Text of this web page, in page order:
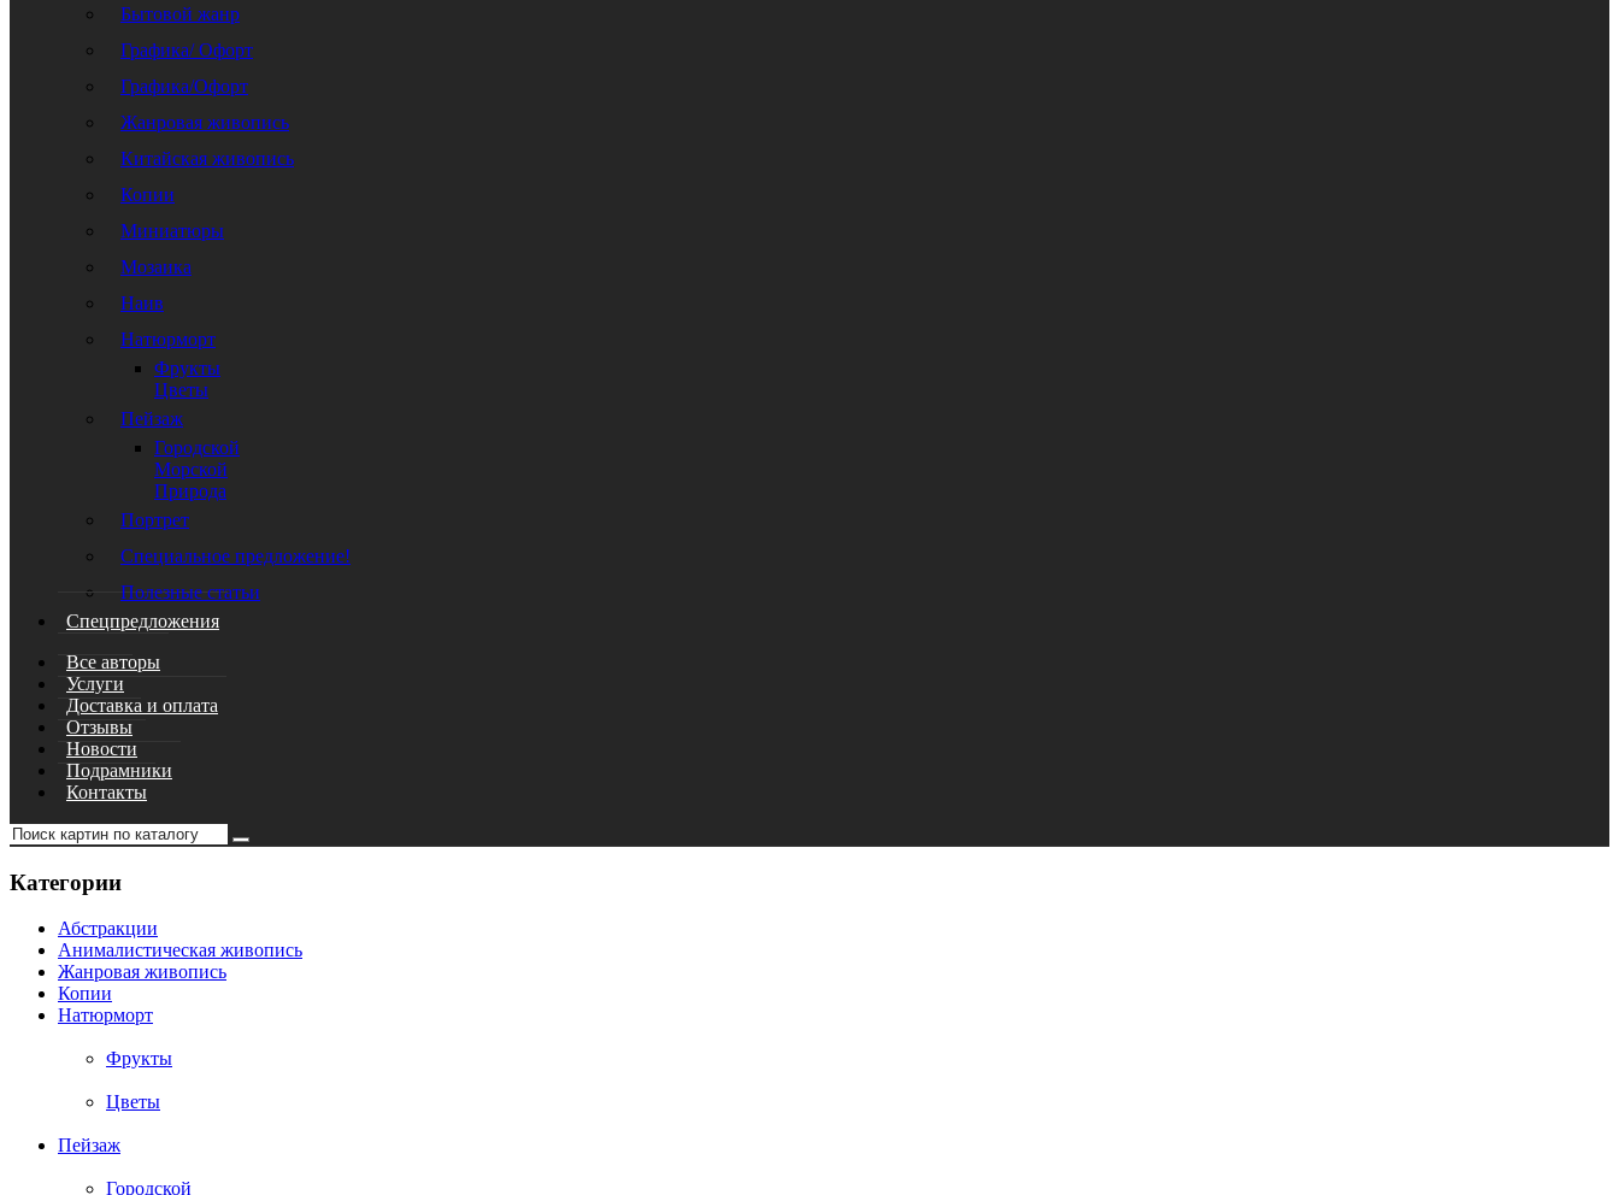
Бытовой жанр
Графика/ Офорт
Графика/Офорт
Жанровая живопись
Китайская живопись
Копии
Миниатюры
Мозаика
Наив
Натюрморт
Фрукты
Цветы
Пейзаж
Городской
Морской
Природа
Портрет
Специальное предложение!
Полезные статьи
Спецпредложения
Все авторы
Услуги
Доставка и оплата
Отзывы
Новости
Подрамники
Контакты
Категории
Абстракции
Анималистическая живопись
Жанровая живопись
Копии
Натюрморт
Фрукты
Цветы
Пейзаж
Городской